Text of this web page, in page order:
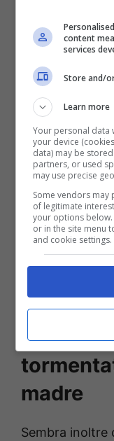
Maria Callas fonte
Leggi anche —->
i capelli
prima di Amici
Maria
madre
Sembra inoltre
content
services
Store and/
Learn more
Your personal data
your device
data) may be
partners, or used
may use precise
Some vendors
of legitimate
your options
or in the site menu
and cookie settings.